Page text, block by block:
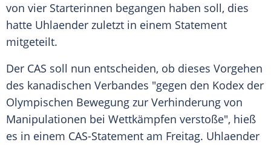
von vier Starterinnen begangen haben soll, dies
hatte Uhlaender zuletzt in einem Statement
mitgeteilt.
Der CAS soll nun entscheiden, ob dieses Vorgehen
des kanadischen Verbandes "gegen den Kodex der
Olympischen Bewegung zur Verhinderung von
Manipulationen bei Wettkämpfen verstoße", hieß
es in einem CAS-Statement am Freitag. Uhlaender